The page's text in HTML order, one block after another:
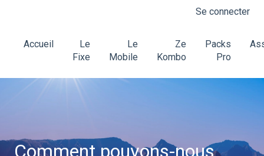
Se connecter
Accueil
Le
Fixe
Le
Mobile
Ze
Kombo
Packs
Pro
Comment pouvons-nous